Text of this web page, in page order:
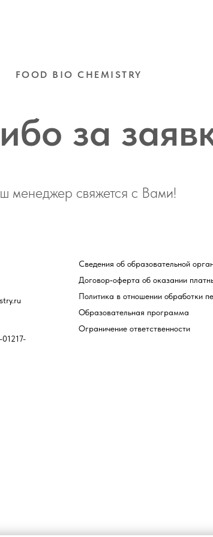
FOOD BIO CHEMISTRY
за
менеджер свяжется с Вами!
ответственности
Сведения об образовательной
Договор‑оферта об оказании
Политика в отношении обработки
Образовательная программа
Ограничение ответственности